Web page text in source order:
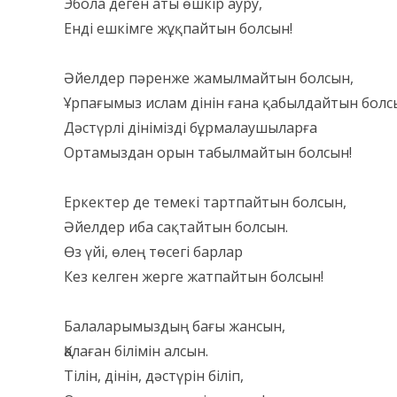
Енді ешкімге жұқпайтын болсын!
Әйелдер пәренже жамылмайтын болсын,
Ұрпағымыз ислам дінін ғана қабылдайтын
Дәстүрлі дінімізді бұрмалаушыларға
Ортамыздан орын табылмайтын болсын!
Еркектер де темекі тартпайтын болсын,
Әйелдер иба сақтайтын болсын.
Өз үйі, өлең төсегі барлар
Кез келген жерге жатпайтын болсын!
Балаларымыздың бағы жансын,
Қалаған білімін алсын.
Тілін, дінін, дәстүрін біліп,